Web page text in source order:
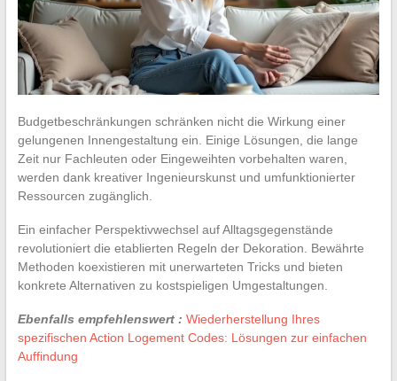
Budgetbeschränkungen schränken nicht die Wirkung einer
gelungenen Innengestaltung ein. Einige Lösungen, die lange
Zeit nur Fachleuten oder Eingeweihten vorbehalten waren,
werden dank kreativer Ingenieurskunst und umfunktionierter
Ressourcen zugänglich.
Ein einfacher Perspektivwechsel auf Alltagsgegenstände
revolutioniert die etablierten Regeln der Dekoration. Bewährte
Methoden koexistieren mit unerwarteten Tricks und bieten
konkrete Alternativen zu kostspieligen Umgestaltungen.
Ebenfalls empfehlenswert : Wiederherstellung Ihres
spezifischen Action Logement Codes: Lösungen zur einfachen
Auffindung